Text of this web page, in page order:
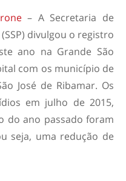
– A Secretaria de
divulgou o registro
ano na Grande São
com os município de
José de Ribamar. Os
em julho de 2015,
do ano passado foram
seja, uma redução de